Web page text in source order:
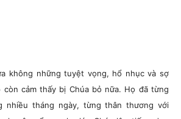
không những tuyệt vọng, hổ nhục và sợ
cảm thấy bị Chúa bỏ nữa. Họ đã từng
nhiều tháng ngày, từng thân thương với